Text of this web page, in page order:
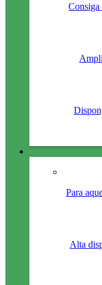
Consiga
Para
Alta